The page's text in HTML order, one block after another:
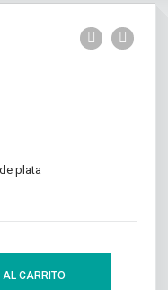
plata
CARRITO